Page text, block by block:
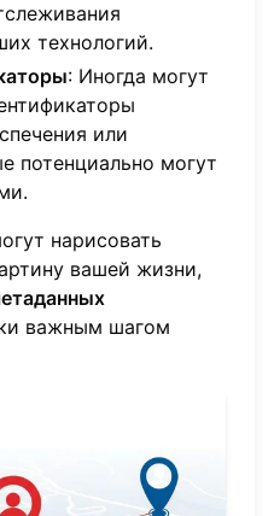
технологий.
: Иногда могут
или
потенциально могут
нарисовать
вашей жизни,
важным шагом